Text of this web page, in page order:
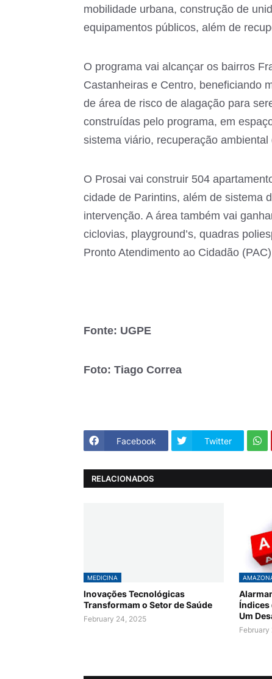
mobilidade urbana, construção de
equipamentos públicos, além de
O programa vai alcançar os bairros
Castanheiras e Centro, beneficiando
de área de risco de alagação para
construídas pelo programa, em
sistema viário, recuperação
O Prosai vai construir 504
cidade de Parintins, além de sistema
intervenção. A área também vai
ciclovias, playground’s, quadras
Pronto Atendimento ao Cidadão
Fonte: UGPE
Foto: Tiago Correa
Facebook Twitter
RELACIONADOS
MEDICINA
Inovações Tecnológicas
Transformam o Setor de Saúde
February 24, 2025
Índices
Um